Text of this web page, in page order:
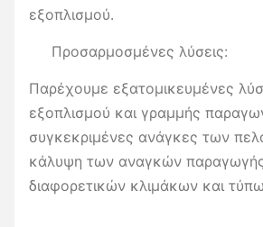
εξοπλισμού.
Προσαρμοσμένες λύσεις:
Παρέχουμε εξατομικευμένες
εξοπλισμού και γραμμής
συγκεκριμένες ανάγκες των
κάλυψη των αναγκών
διαφορετικών κλιμάκων και